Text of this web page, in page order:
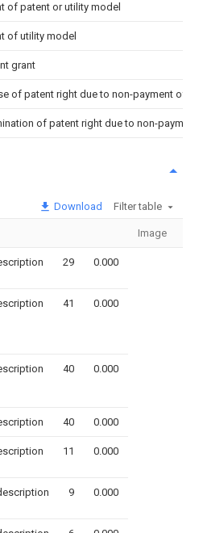
of patent or utility model
of utility model
grant
of patent right due to non-payment of
of patent right due to non-
Download Filter table
Image
29 0.000
41 0.000
40 0.000
40 0.000
11 0.000
9 0.000